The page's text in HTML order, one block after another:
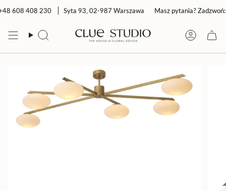
do608 408 230 Syta 93, 02-987 Warszawa Masz pytania?
Szukaj Konto